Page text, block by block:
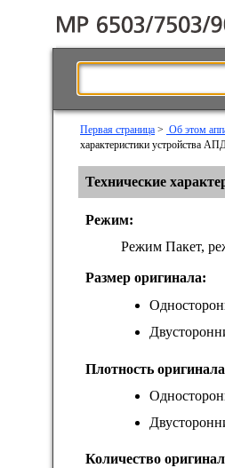
Первая страница > Об этом
характеристики устройства
Технические
Режим:
Режим Пакет,
Размер оригинала:
Плотность
Количество